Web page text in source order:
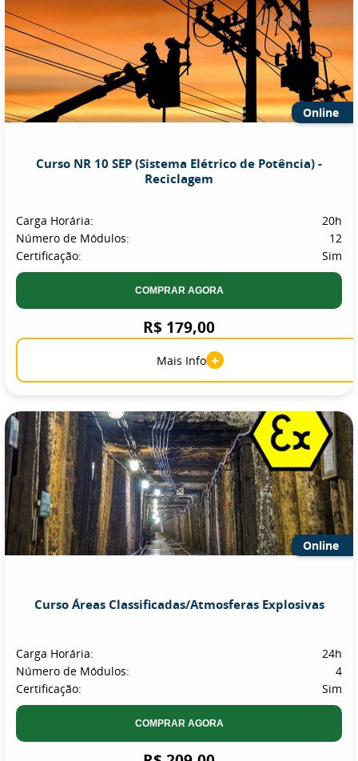
Online
Curso NR 10 SEP (Sistema Elétrico de Potência) -
Reciclagem
Carga Horária:
20h
Número de Módulos:
12
Certificação:
Sim
COMPRAR AGORA
R$ 179,00
Mais Info +
Online
Curso Áreas Classificadas/Atmosferas Explosivas
Carga Horária:
24h
Número de Módulos:
4
Certificação:
Sim
COMPRAR AGORA